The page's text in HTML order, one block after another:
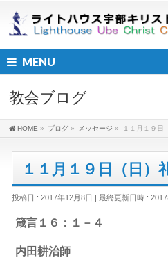
MENU
教会ブログ
HOME » ブログ » メッセージ » １１月１９日
１１月１９日（日）
投稿日 : 2017年12月8日 最終更新日時 :
箴言１６：１－４
内田耕治師